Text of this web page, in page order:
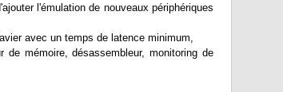
l'émulation de nouveaux périphériques
avec un temps de latence minimum,
mémoire, désassembleur, monitoring de